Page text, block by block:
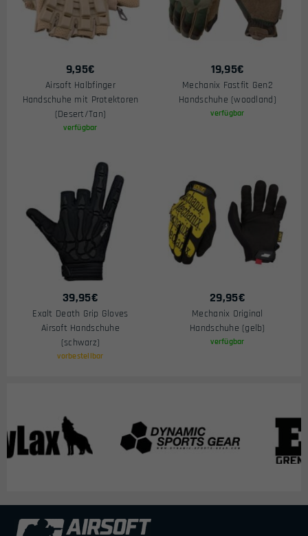
9,95€
Airsoft Halbfinger
Handschuhe mit Protektoren
(Desert/Tan)
verfügbar
19,95€
Mechanix Fastfit Gen2
Handschuhe (woodland)
verfügbar
39,95€
Exalt Death Grip Gloves
Airsoft Handschuhe
(schwarz)
vorbestellbar
29,95€
Mechanix Original
Handschuhe (gelb)
verfügbar